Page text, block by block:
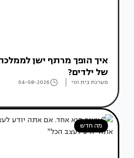
איך הופך מרתף ישן
של ילדים?
מערכת בית ונוי 04-08-2026
מה חדש